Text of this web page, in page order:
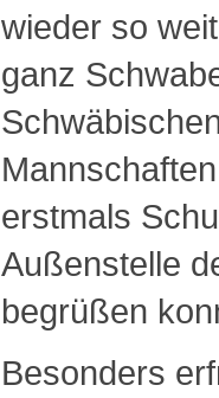
wieder so
ganz
erstmals
Außenstelle
begrüßen
Besonders